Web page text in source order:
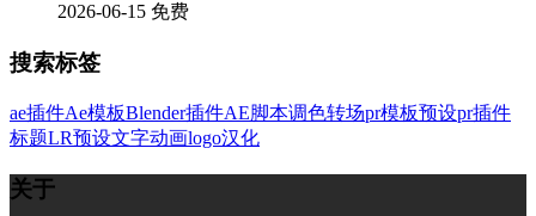
2026-06-15 免费
搜索标签
ae插件Ae模板Blender插件AE脚本调色转场pr模板预设pr插件
标题LR预设文字动画logo汉化
关于